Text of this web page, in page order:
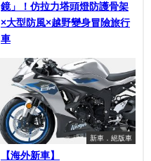
鏡」！仿拉力塔頭燈防護骨架
×大型防風×越野變身冒險旅行
車
新車．絕版車
【海外新車】